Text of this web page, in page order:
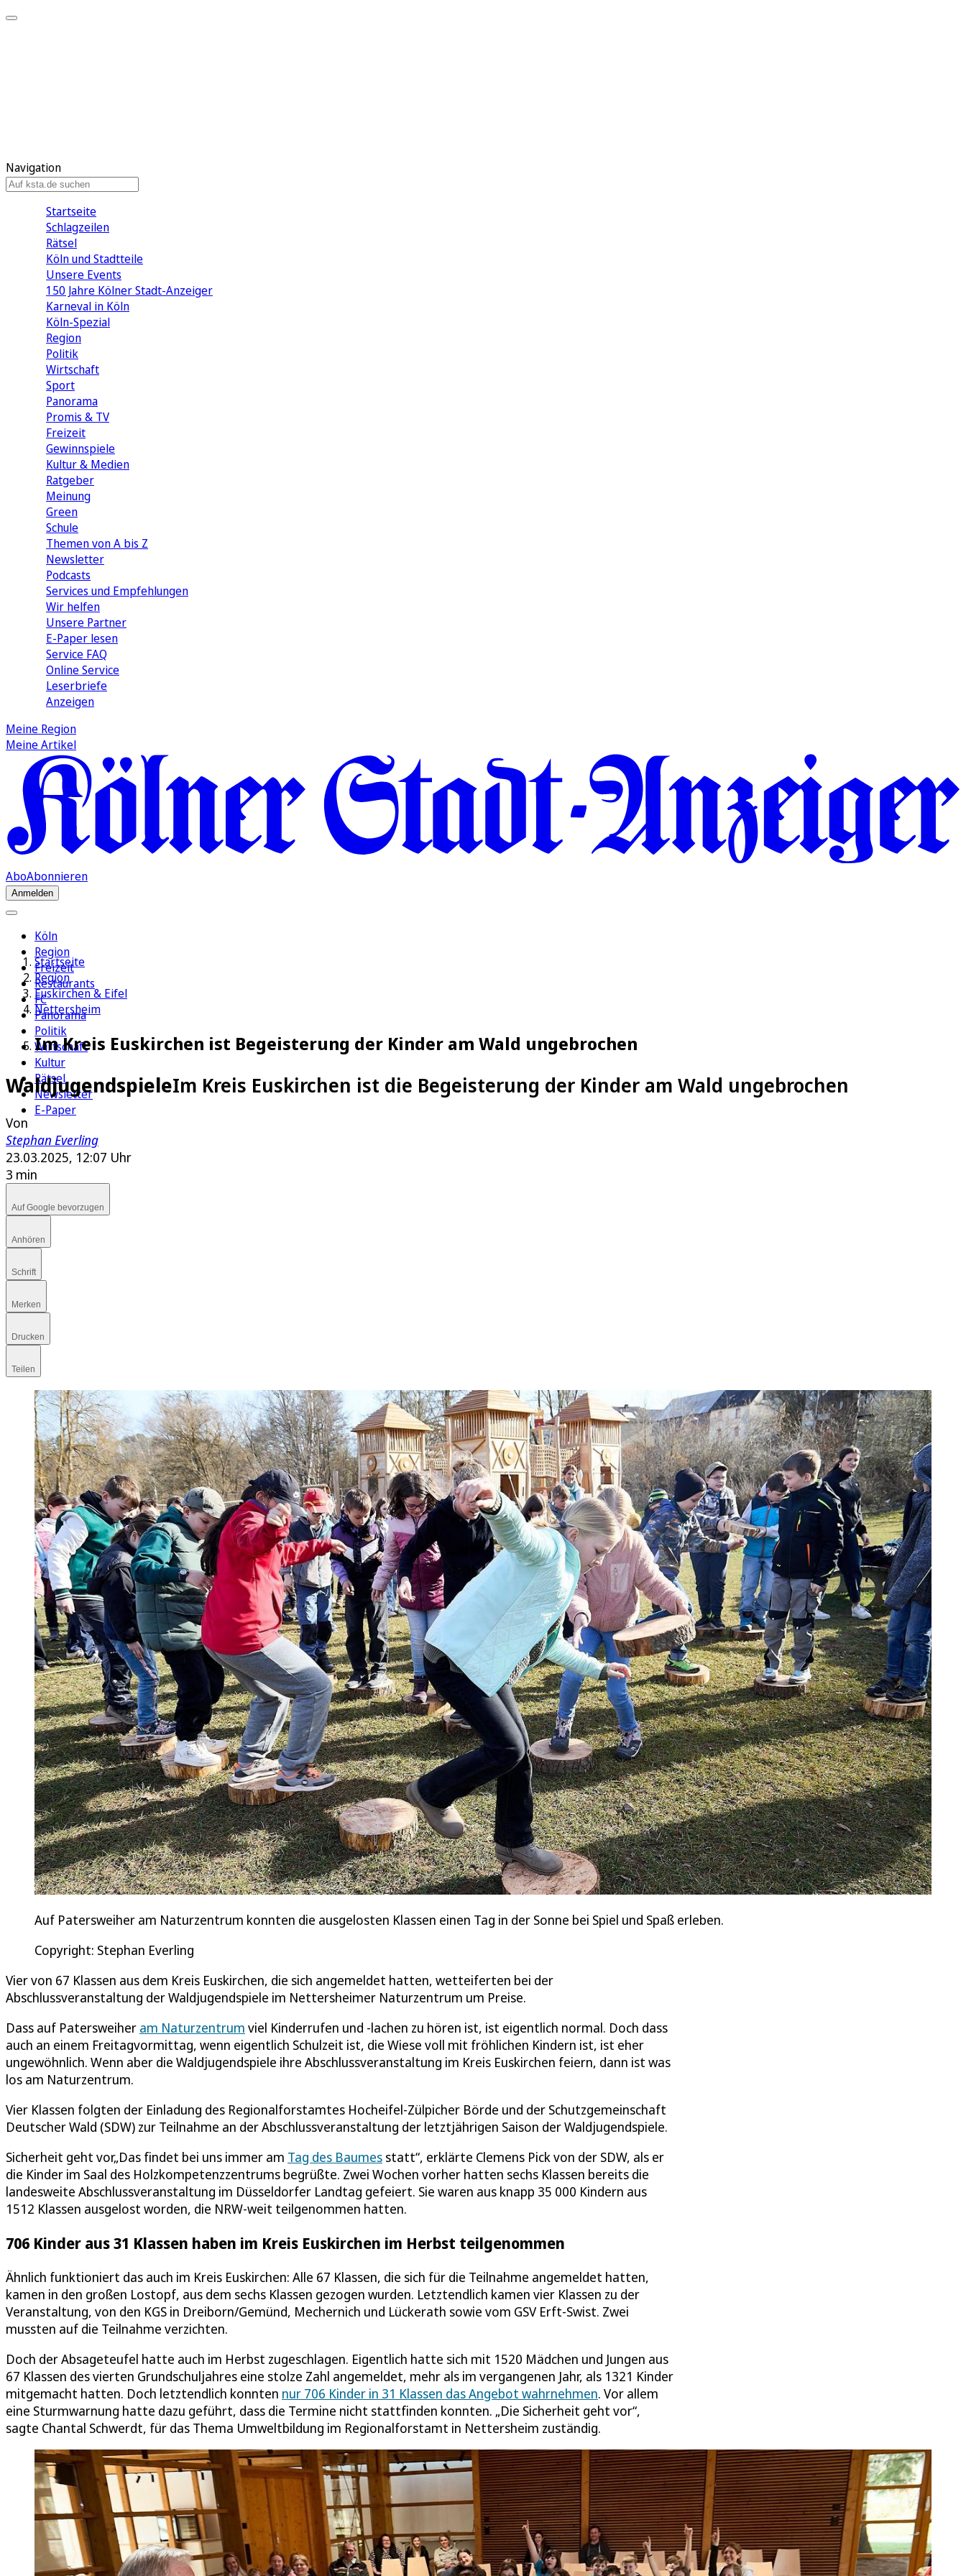
Navigation
Startseite
Schlagzeilen
Rätsel
Köln und Stadtteile
Unsere Events
150 Jahre Kölner Stadt-Anzeiger
Karneval in Köln
Köln-Spezial
Region
Politik
Wirtschaft
Sport
Panorama
Promis & TV
Freizeit
Gewinnspiele
Kultur & Medien
Ratgeber
Meinung
Green
Schule
Themen von A bis Z
Newsletter
Podcasts
Services und Empfehlungen
Wir helfen
Unsere Partner
E-Paper lesen
Service FAQ
Online Service
Leserbriefe
Anzeigen
Meine Region
Meine Artikel
AboAbonnieren
Anmelden
Köln
Region
Freizeit
Restaurants
FC
Panorama
Politik
Wirtschaft
Kultur
Rätsel
Newsletter
E-Paper
Startseite
Region
Euskirchen & Eifel
Nettersheim
Im Kreis Euskirchen ist Begeisterung der Kinder am Wald ungebrochen
WaldjugendspieleIm Kreis Euskirchen ist die Begeisterung der Kinder am Wald ungebrochen
Von
Stephan Everling
23.03.2025, 12:07 Uhr
3 min
Auf Google bevorzugen
Anhören
Schrift
Merken
Drucken
Teilen
Auf Patersweiher am Naturzentrum konnten die ausgelosten Klassen einen Tag in der Sonne bei Spiel und Spaß erleben.
Copyright: Stephan Everling
Vier von 67 Klassen aus dem Kreis Euskirchen, die sich angemeldet hatten, wetteiferten bei der
Abschlussveranstaltung der Waldjugendspiele im Nettersheimer Naturzentrum um Preise.
Dass auf Patersweiher am Naturzentrum viel Kinderrufen und -lachen zu hören ist, ist eigentlich normal. Doch dass
auch an einem Freitagvormittag, wenn eigentlich Schulzeit ist, die Wiese voll mit fröhlichen Kindern ist, ist eher
ungewöhnlich. Wenn aber die Waldjugendspiele ihre Abschlussveranstaltung im Kreis Euskirchen feiern, dann ist was
los am Naturzentrum.
Vier Klassen folgten der Einladung des Regionalforstamtes Hocheifel-Zülpicher Börde und der Schutzgemeinschaft
Deutscher Wald (SDW) zur Teilnahme an der Abschlussveranstaltung der letztjährigen Saison der Waldjugendspiele.
Sicherheit geht vor„Das findet bei uns immer am Tag des Baumes statt“, erklärte Clemens Pick von der SDW, als er
die Kinder im Saal des Holzkompetenzzentrums begrüßte. Zwei Wochen vorher hatten sechs Klassen bereits die
landesweite Abschlussveranstaltung im Düsseldorfer Landtag gefeiert. Sie waren aus knapp 35 000 Kindern aus
1512 Klassen ausgelost worden, die NRW-weit teilgenommen hatten.
706 Kinder aus 31 Klassen haben im Kreis Euskirchen im Herbst teilgenommen
Ähnlich funktioniert das auch im Kreis Euskirchen: Alle 67 Klassen, die sich für die Teilnahme angemeldet hatten,
kamen in den großen Lostopf, aus dem sechs Klassen gezogen wurden. Letztendlich kamen vier Klassen zu der
Veranstaltung, von den KGS in Dreiborn/Gemünd, Mechernich und Lückerath sowie vom GSV Erft-Swist. Zwei
mussten auf die Teilnahme verzichten.
Doch der Absageteufel hatte auch im Herbst zugeschlagen. Eigentlich hatte sich mit 1520 Mädchen und Jungen aus
67 Klassen des vierten Grundschuljahres eine stolze Zahl angemeldet, mehr als im vergangenen Jahr, als 1321 Kinder
mitgemacht hatten. Doch letztendlich konnten nur 706 Kinder in 31 Klassen das Angebot wahrnehmen. Vor allem
eine Sturmwarnung hatte dazu geführt, dass die Termine nicht stattfinden konnten. „Die Sicherheit geht vor“,
sagte Chantal Schwerdt, für das Thema Umweltbildung im Regionalforstamt in Nettersheim zuständig.